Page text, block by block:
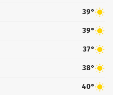
39°
39°
37°
38°
40°